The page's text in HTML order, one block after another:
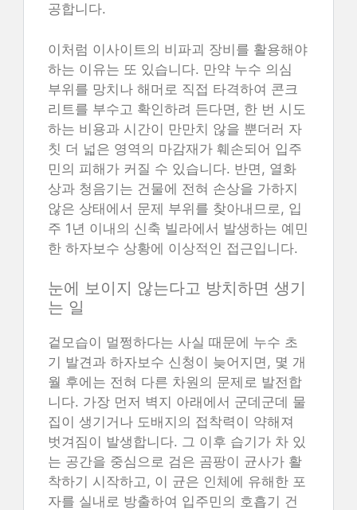
공합니다.
이처럼 이사이트의 비파괴 장비를 활용해야
하는 이유는 또 있습니다. 만약 누수 의심
부위를 망치나 해머로 직접 타격하여 콘크
리트를 부수고 확인하려 든다면, 한 번 시도
하는 비용과 시간이 만만치 않을 뿐더러 자
칫 더 넓은 영역의 마감재가 훼손되어 입주
민의 피해가 커질 수 있습니다. 반면, 열화
상과 청음기는 건물에 전혀 손상을 가하지
않은 상태에서 문제 부위를 찾아내므로, 입
주 1년 이내의 신축 빌라에서 발생하는 예민
한 하자보수 상황에 이상적인 접근입니다.
눈에 보이지 않는다고 방치하면 생기
는 일
겉모습이 멀쩡하다는 사실 때문에 누수 초
기 발견과 하자보수 신청이 늦어지면, 몇 개
월 후에는 전혀 다른 차원의 문제로 발전합
니다. 가장 먼저 벽지 아래에서 군데군데 물
집이 생기거나 도배지의 접착력이 약해져
벗겨짐이 발생합니다. 그 이후 습기가 차 있
는 공간을 중심으로 검은 곰팡이 균사가 활
착하기 시작하고, 이 균은 인체에 유해한 포
자를 실내로 방출하여 입주민의 호흡기 건